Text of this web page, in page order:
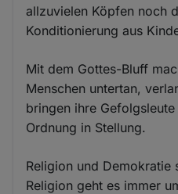
allzuvielen Köpfen noch
Konditionierung aus
Mit dem Gottes-Bluff
Menschen untertan,
bringen ihre
Ordnung in Stellung.
Religion und Demokratie
Religion geht es immer